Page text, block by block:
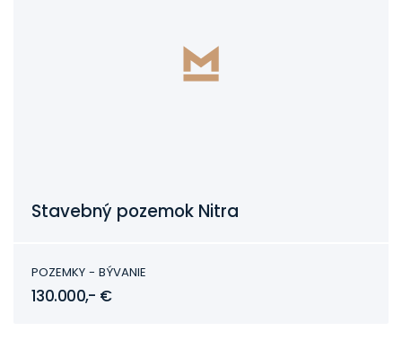
Stavebný pozemok Nitra
POZEMKY - BÝVANIE
130.000,- €